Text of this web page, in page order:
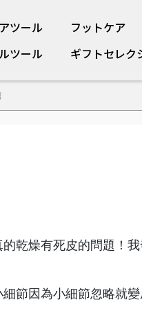
ツール フットケア
ツール
ギフトセレク
乾燥有死皮的問題！
節因為小細節忽略就